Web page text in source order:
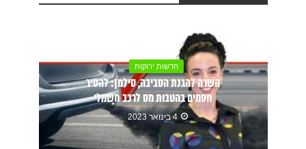
חדשות ירוקות
השרה להגנת הסביבה, סילמן: להסיר
חסמים בהטבות מס לרכב חשמלי
4 בינואר 2023